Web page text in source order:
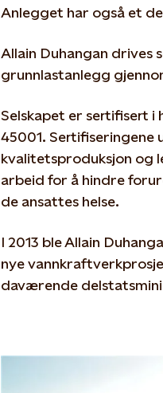
Anlegget har også et
Allain Duhangan drives
grunnlastanlegg
Selskapet er sertifisert i
45001. Sertifiseringene
kvalitetsproduksjon og
arbeid for å hindre
de ansattes helse.
I 2013 ble Allain
nye
daværende